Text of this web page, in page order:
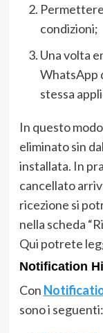
condizioni;
Una volta
WhatsApp
stessa
In questo
eliminato sin
installata. In
cancellato
ricezione si
nella scheda
Qui potrete
Notification
Con
sono i seguenti: